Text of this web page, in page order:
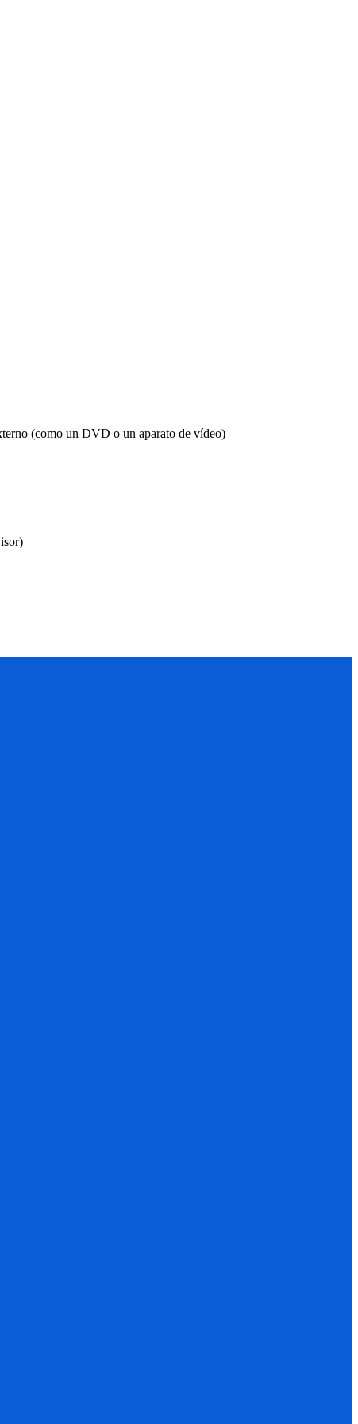
(como un DVD o un aparato de vídeo)